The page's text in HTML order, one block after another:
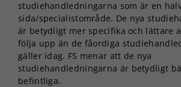
studiehandledningarna som är en
sida/specialistområde. De nya
är betydligt mer specifika och lättare
följa upp än de fåordiga
gäller idag. FS menar att de nya
studiehandledningarna är betydligt
befintliga.